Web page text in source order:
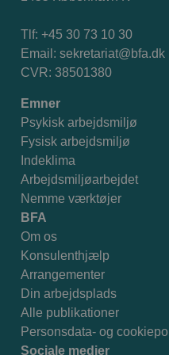
administrative
medarbejdere eller
ikke understøtter det
der opstå usynligt
arbejdspres og dårligt
Tlf: +45 30 73 10 30
Email: sekretariat@bfa.dk
CVR: 38501380
Emner
Psykisk arbejdsmiljø
Fysisk arbejdsmiljø
Indeklima
Arbejdsmiljøarbejdet
Nemme værktøjer
BFA
Om os
Konsulenthjælp
Arrangementer
Din arbejdsplads
Alle publikationer
Personsdata- og
Sociale medier